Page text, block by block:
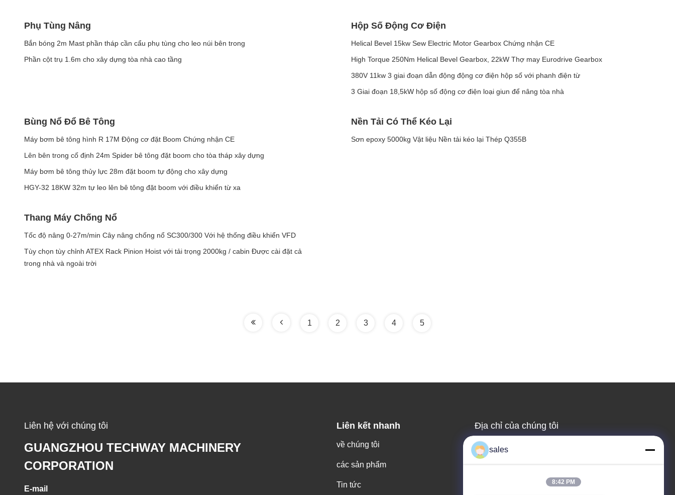
Phụ Tùng Nâng
Bắn bóng 2m Mast phần tháp cần cẩu phụ tùng cho leo núi bên trong
Phần cột trụ 1.6m cho xây dựng tòa nhà cao tầng
Hộp Số Động Cơ Điện
Helical Bevel 15kw Sew Electric Motor Gearbox Chứng nhận CE
High Torque 250Nm Helical Bevel Gearbox, 22kW Thợ may Eurodrive Gearbox
380V 11kw 3 giai đoạn dẫn động động cơ điện hộp số với phanh điện từ
3 Giai đoạn 18,5kW hộp số động cơ điện loại giun để nâng tòa nhà
Bùng Nổ Đổ Bê Tông
Máy bơm bê tông hình R 17M Động cơ đặt Boom Chứng nhận CE
Lên bên trong cố định 24m Spider bê tông đặt boom cho tòa tháp xây dựng
Máy bơm bê tông thủy lực 28m đặt boom tự động cho xây dựng
HGY-32 18KW 32m tự leo lên bê tông đặt boom với điều khiển từ xa
Nền Tải Có Thể Kéo Lại
Sơn epoxy 5000kg Vật liệu Nền tải kéo lại Thép Q355B
Thang Máy Chống Nổ
Tốc độ nâng 0-27m/min Cây nâng chống nổ SC300/300 Với hệ thống điều khiển VFD
Tùy chọn tùy chỉnh ATEX Rack Pinion Hoist với tải trọng 2000kg / cabin Được cài đặt cả
trong nhà và ngoài trời
1 2 3 4 5
Liên hệ với chúng tôi
GUANGZHOU TECHWAY MACHINERY
CORPORATION
E-mail
Liên kết nhanh
về chúng tôi
các sản phẩm
Tin tức
Địa chỉ của chúng tôi
Địa chỉ công ty
Phòng 1311, Tòa nhà số 3 Golson Plaza, số 163
sales
8:42 PM